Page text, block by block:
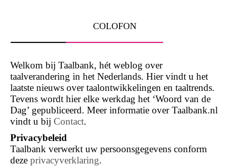
COLOFON
Welkom bij Taalbank, hét weblog over
taalverandering in het Nederlands. Hier vindt u het
laatste nieuws over taalontwikkelingen en taaltrends.
Tevens wordt hier elke werkdag het ‘Woord van de
Dag’ gepubliceerd. Meer informatie over Taalbank.nl
vindt u bij Contact.
Privacybeleid
Taalbank verwerkt uw persoonsgegevens conform
deze privacyverklaring.